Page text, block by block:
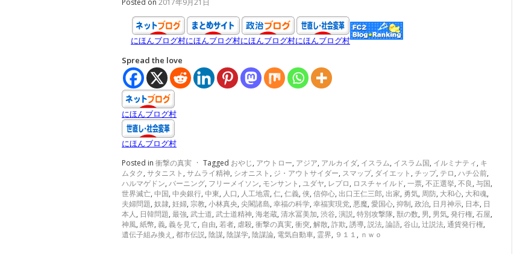
Posted on 2017年9月21日
にほんブログ村にほんブログ村にほんブログ村にほんブログ村
Spread the love
にほんブログ村
にほんブログ村
Posted in 衝撃の真実 · Tagged おやじ, アウトロー, アジア, アルカイダ, イスラム, イスラム国, イルミナティ, キ
ムタク, サタニスト , サムライ精神, シオニスト , ジ・アウトサイダー, スマップ, ダイエット , チップ, テロ, ハチ公前,
ハルマゲドン, バーニング, フリーメイソン, モンサント , ユダヤ, レプロ, ロスチャイルド, 一票, 不正選挙, 不良, 与国,
世界滅亡, 中国, 中央銀行, 中東, 人口, 人工地震, 仁, 仁義, 侠, 信仰心, 出口王仁三郎, 出家, 勇気, 周防, 大和心, 大和魂,
夫婦問題, 奴隷, 妊婦, 宗教, 小林真央, 尖閣諸島, 幸福の科学, 幸福実現党, 悪魔, 愛国心, 抑制, 政治, 日月神示, 日本, 日
本人, 日韓問題, 最強, 武士道, 武士道精神, 海老蔵, 清水冨美加, 渋谷, 演説, 特別攻撃隊, 獣の数, 男, 男気, 発行権, 石屋,
神風, 紙幣, 義, 義を見て, 自由, 若者, 虐殺, 衝撃の真実, 衝突, 解散, 詐欺, 誘導, 説法, 論語, 谷山, 辻説法, 通貨発行権,
遺伝子組み換え , 都市伝説, 陰謀, 陰謀学, 陰謀論, 電気自動車, 霊界, ９１１ , ｎｗｏ